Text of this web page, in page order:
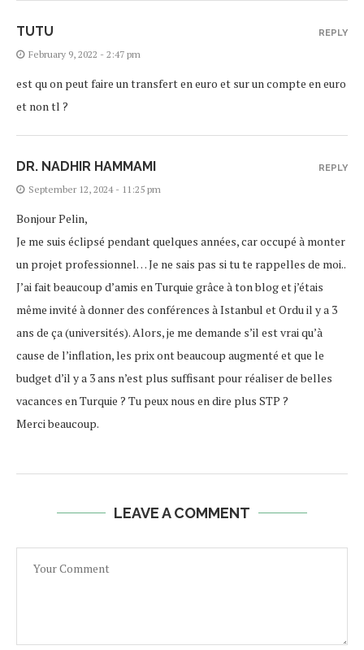
TUTU
February 9, 2022 - 2:47 pm
est qu on peut faire un transfert en euro et sur un compte en euro
et non tl ?
REPLY
DR. NADHIR HAMMAMI
September 12, 2024 - 11:25 pm
Bonjour Pelin,
Je me suis éclipsé pendant quelques années, car occupé à monter
un projet professionnel… Je ne sais pas si tu te rappelles de moi..
J’ai fait beaucoup d’amis en Turquie grâce à ton blog et j’étais
même invité à donner des conférences à Istanbul et Ordu il y a 3
ans de ça (universités). Alors, je me demande s’il est vrai qu’à
cause de l’inflation, les prix ont beaucoup augmenté et que le
budget d’il y a 3 ans n’est plus suffisant pour réaliser de belles
vacances en Turquie ? Tu peux nous en dire plus STP ?
Merci beaucoup.
REPLY
LEAVE A COMMENT